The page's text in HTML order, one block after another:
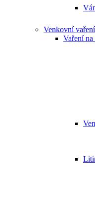
Venkovní
Vaření na